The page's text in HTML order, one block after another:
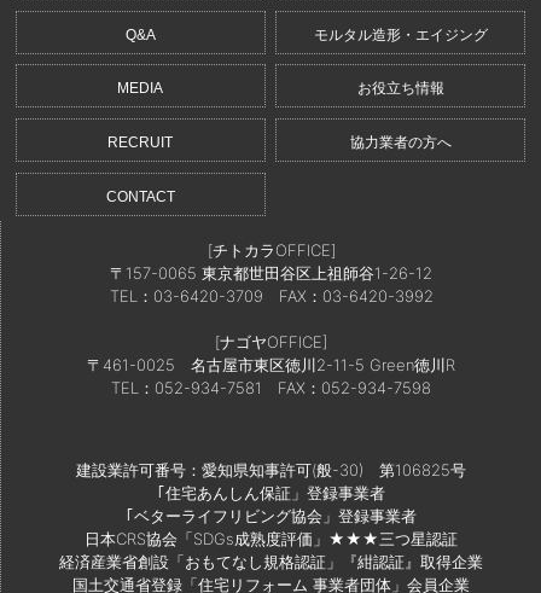
Q&A モルタル造形・エイジング
MEDIA お役立ち情報
RECRUIT 協力業者の方へ
CONTACT
[チトカラOFFICE]
〒157-0065 東京都世田谷区上祖師谷1-26-12
TEL：03-6420-3709 FAX：03-6420-3992
[ナゴヤOFFICE]
〒461-0025 名古屋市東区徳川2-11-5 Green徳川R
TEL：052-934-7581
FAX：052-934-7598
建設業許可番号：愛知県知事許可(般-30) 第106825号
｢住宅あんしん保証」登録事業者
｢ベターライフリビング協会」登録事業者
日本CRS協会「SDGs成熟度評価」★★★三つ星認証
経済産業省創設「おもてなし規格認証」『紺認証』取得企業
国土交通省登録「住宅リフォーム 事業者団体」会員企業